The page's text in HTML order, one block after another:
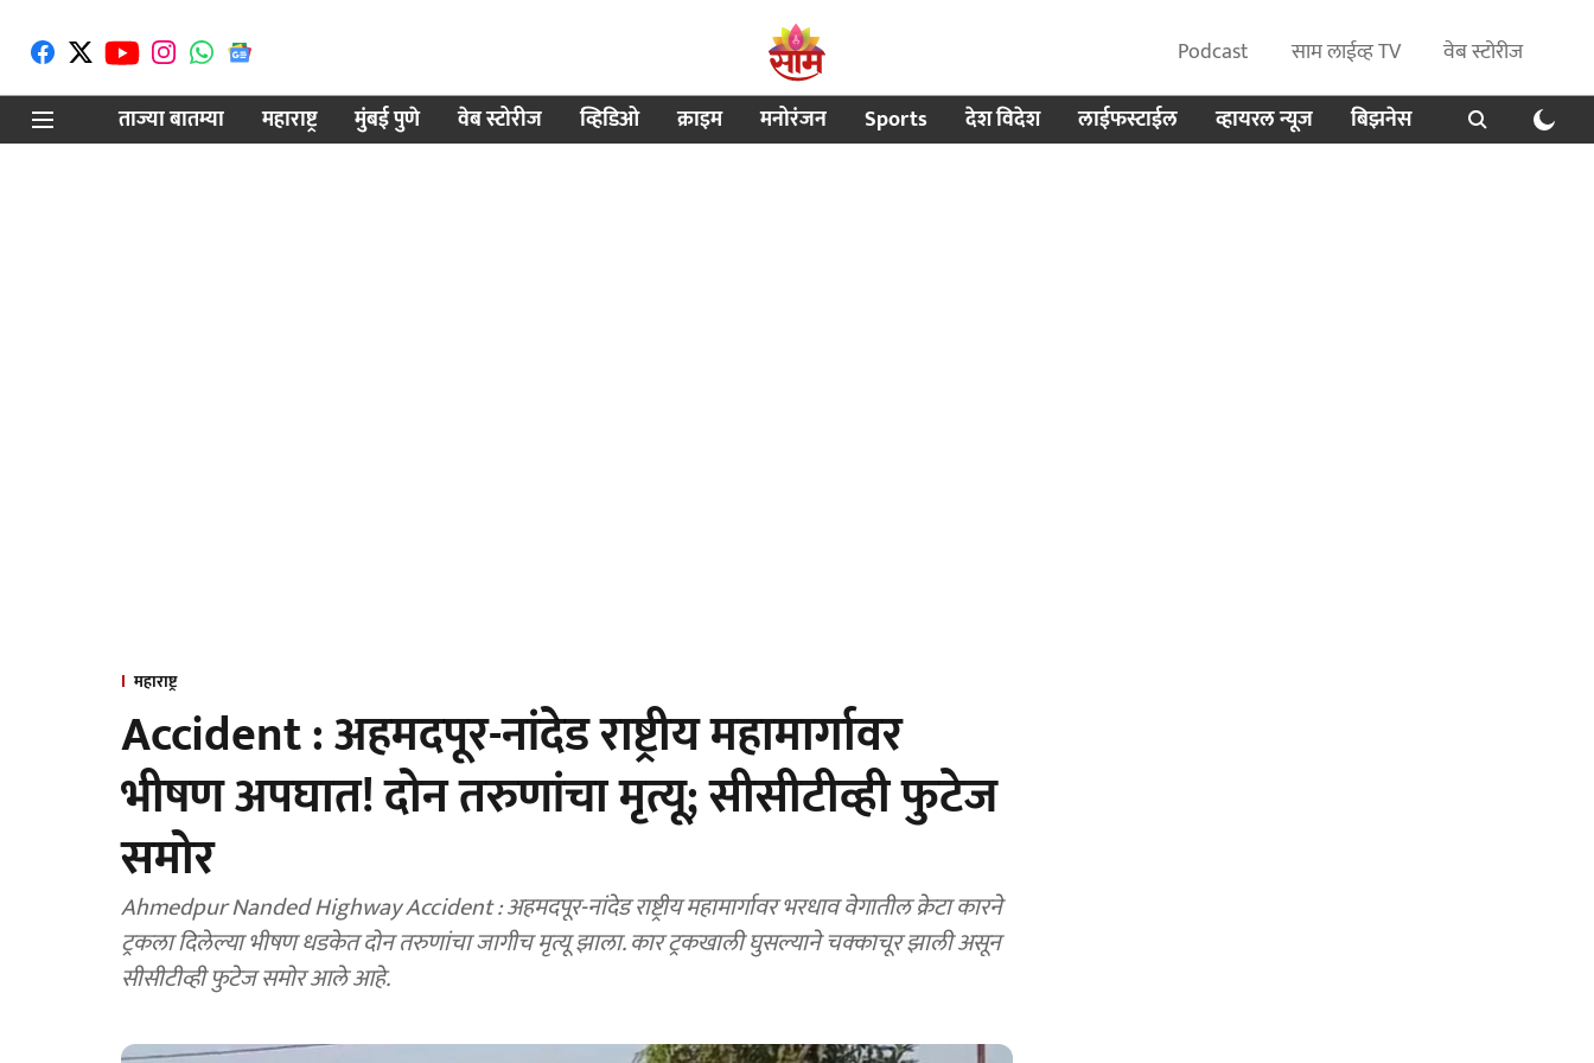
Podcast साम लाईव्ह TV
वेब स्टोरीज
ताज्या बातम्या
महाराष्ट्र मुंबई पुणे वेब स्टोरीज व्हिडिओ क्राइम मनोरंजन Sports देश विदेश लाईफस्टाईल व्हायरल न्यूज बिझनेस
महाराष्ट्र
Accident : अहमदपूर-नांदेड राष्ट्रीय महामार्गावर
भीषण अपघात! दोन तरुणांचा मृत्यू; सीसीटीव्ही फुटेज
समोर
Ahmedpur Nanded Highway Accident : अहमदपूर-नांदेड राष्ट्रीय महामार्गावर भरधाव वेगातील क्रेटा कारने
ट्रकला दिलेल्या भीषण धडकेत दोन तरुणांचा जागीच मृत्यू झाला. कार ट्रकखाली घुसल्याने चक्काचूर झाली असून
सीसीटीव्ही फुटेज समोर आले आहे.